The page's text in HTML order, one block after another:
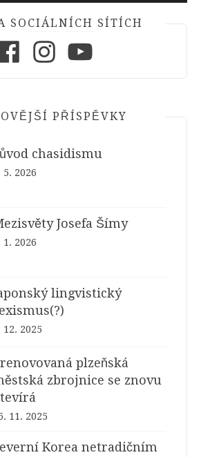
SOCIÁLNÍCH SÍTÍCH
PŘÍSPĚVKY
chasidismu
5. 2026
Josefa Šímy
1. 2026
lingvistický
12. 2025
plzeňská
zbrojnice se znovu
11. 2025
Korea netradičním